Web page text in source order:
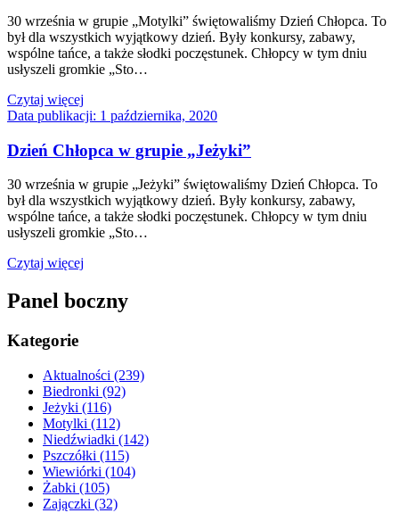
30 września w grupie „Motylki” świętowaliśmy Dzień Chłopca. To
był dla wszystkich wyjątkowy dzień. Były konkursy, zabawy,
wspólne tańce, a także słodki poczęstunek. Chłopcy w tym dniu
usłyszeli gromkie „Sto…
Czytaj więcej
Data publikacji: 1 października, 2020
Dzień Chłopca w grupie „Jeżyki”
30 września w grupie „Jeżyki” świętowaliśmy Dzień Chłopca. To
był dla wszystkich wyjątkowy dzień. Były konkursy, zabawy,
wspólne tańce, a także słodki poczęstunek. Chłopcy w tym dniu
usłyszeli gromkie „Sto…
Czytaj więcej
Panel boczny
Kategorie
Aktualności (239)
Biedronki (92)
Jeżyki (116)
Motylki (112)
Niedźwiadki (142)
Pszczółki (115)
Wiewiórki (104)
Żabki (105)
Zajączki (32)